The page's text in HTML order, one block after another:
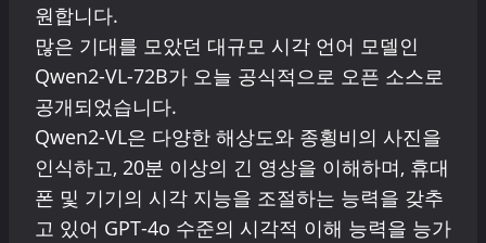
원합니다.
많은 기대를 모았던 대규모 시각 언어 모델인
Qwen2-VL-72B가 오늘 공식적으로 오픈 소스로
공개되었습니다.
Qwen2-VL은 다양한 해상도와 종횡비의 사진을
인식하고, 20분 이상의 긴 영상을 이해하며, 휴대
폰 및 기기의 시각 지능을 조절하는 능력을 갖추
고 있어 GPT-4o 수준의 시각적 이해 능력을 능가